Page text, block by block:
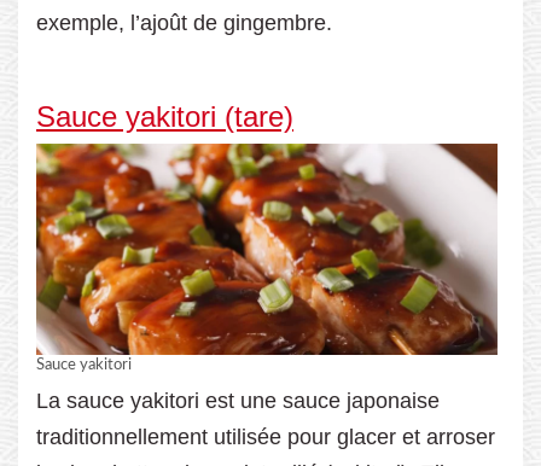
exemple, l’ajoût de gingembre.
Sauce yakitori (tare)
Sauce yakitori
La sauce yakitori est une sauce japonaise
traditionnellement utilisée pour glacer et arroser